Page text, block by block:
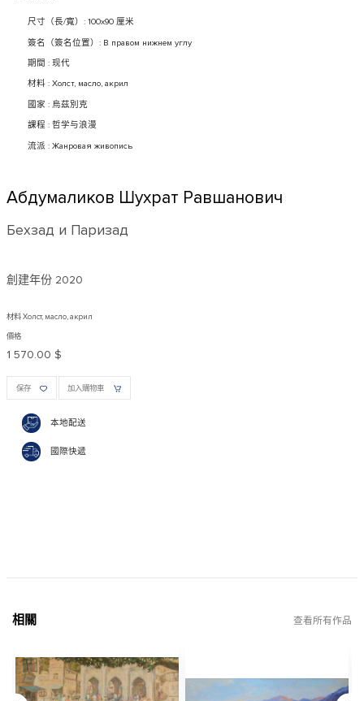
尺寸（長/寬）: 100x90 厘米
簽名（簽名位置）: В правом нижнем углу
期間 : 现代
材料 : Холст, масло, акрил
國家 : 烏茲別克
課程 : 哲学与浪漫
流派 : Жанровая живопись
Абдумаликов Шухрат Равшанович
Бехзад и Паризад
創建年份 2020
材料 Холст, масло, акрил
價格
1 570.00 $
保存 加入購物車
本地配送
國際快遞
相關 查看所有作品